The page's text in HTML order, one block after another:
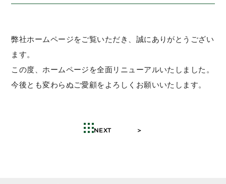
弊社ホームページをご覧いただき、誠にありがとうござい
ます。
この度、ホームページを全面リニューアルいたしました。
今後とも変わらぬご愛顧をよろしくお願いいたします。
NEXT ＞